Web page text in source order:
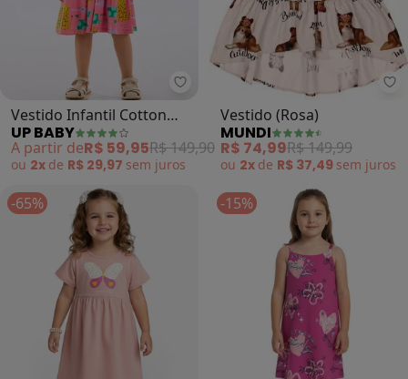
Up Baby - Vestido Infantil Cotton
Vestido Infantil Cotton
Estampado (Rosa)
UP BABY
A partir deR$ 59,95R$ 149,90
ou 2x de R$ 29,97 sem juros
Vestido (Rosa)
MUNDI
R$ 74,99R$ 149,99
ou 2x de R$ 37,49 sem juros
-65% -15%